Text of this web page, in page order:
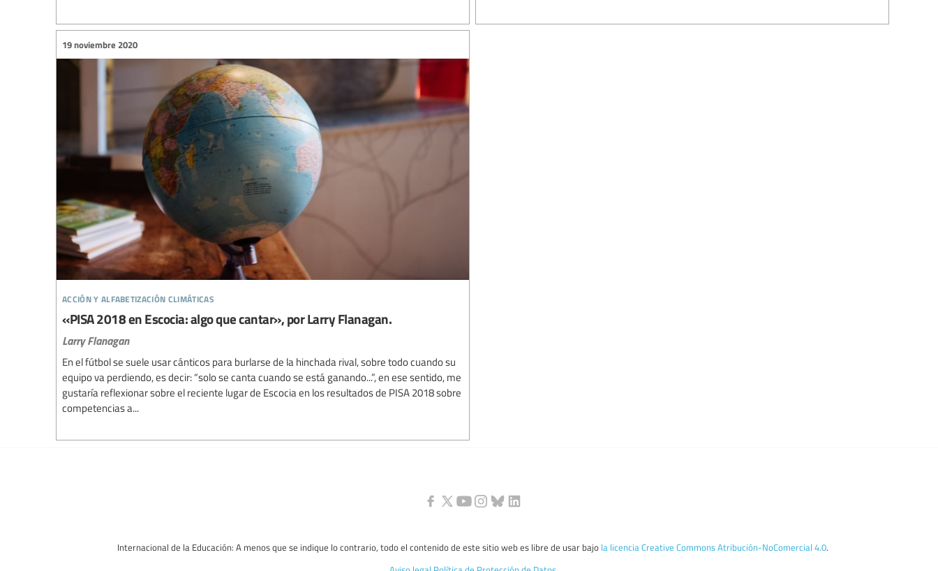
acción y alfabetización climáticas
19 noviembre 2020
«PISA 2018 en Escocia: algo que cantar», por Larry Flanagan.
Larry Flanagan
En el fútbol se suele usar cánticos para burlarse de la hinchada rival, sobre todo cuando su
equipo va perdiendo, es decir: “solo se canta cuando se está ganando...”, en ese sentido, me
gustaría reflexionar sobre el reciente lugar de Escocia en los resultados de PISA 2018 sobre
competencias a...
Internacional de la Educación: A menos que se indique lo contrario, todo el contenido de este sitio web es libre de usar bajo la licencia Creative Commons Atribución-NoComercial 4.0.